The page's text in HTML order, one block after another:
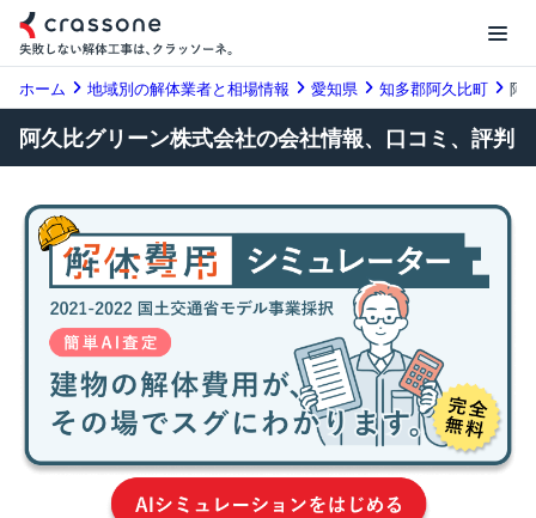
ホーム 地域別の解体業者と相場情報 愛知県 知多郡阿久比町 阿
阿久比グリーン株式会社の会社情報、口コミ、評判